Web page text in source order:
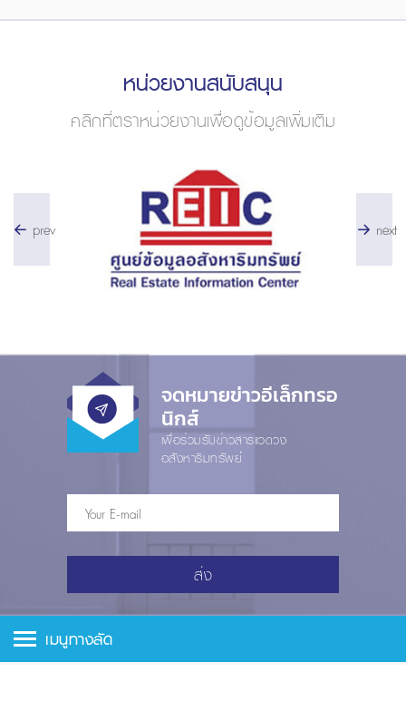
หน่วยงานสนับสนุน
คลิกที่ตราหน่วยงานเพื่อดูข้อมูลเพิ่มเติม
prev next
จดหมายข่าวอีเล็กทรอ
นิกส์
เพื่อร่วมรับข่าวสารแวดวง
อสังหาริมทรัพย์
ส่ง
เมนูทางลัด